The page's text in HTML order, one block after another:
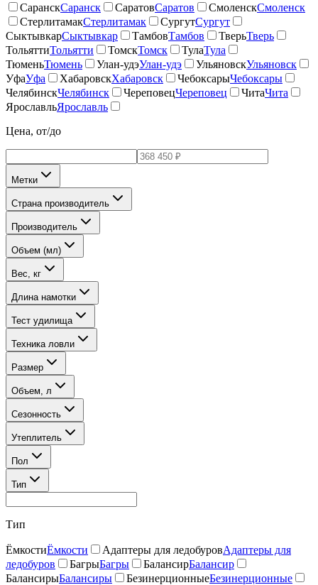
СаранскСаранск СаратовСаратов СмоленскСмоленск
СтерлитамакСтерлитамак СургутСургут
СыктывкарСыктывкар ТамбовТамбов ТверьТверь
ТольяттиТольятти ТомскТомск ТулаТула
ТюменьТюмень Улан-удэУлан-удэ УльяновскУльяновск
УфаУфа ХабаровскХабаровск ЧебоксарыЧебоксары
ЧелябинскЧелябинск ЧереповецЧереповец ЧитаЧита
ЯрославльЯрославль
Цена, от/до
Метки
Страна производитель
Производитель
Объем (мл)
Вес, кг
Длина намотки
Тест удилища
Техника ловли
Размер
Объем, л
Сезонность
Утеплитель
Пол
Тип
Тип
ЁмкостиЁмкости Адаптеры для ледобуровАдаптеры для
ледобуров
БагрыБагры БалансирБалансир
БалансирыБалансиры БезинерционныеБезинерционные